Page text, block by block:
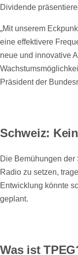
Dividende
„Mit unserem
eine effektivere
neue und innovative
Präsident der
Schweiz:
Die Bemühungen der
Radio zu setzen,
Entwicklung könnte
geplant.
Was ist